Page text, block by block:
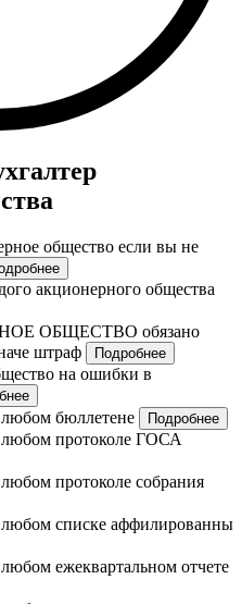
общество если вы не
акционерного общества
ОБЩЕСТВО обязано
штраф
Подробнее
на ошибки в
бюллетене Подробнее
любом протоколе ГОСА
протоколе собрания
списке аффилированны
ежеквартальном отчете